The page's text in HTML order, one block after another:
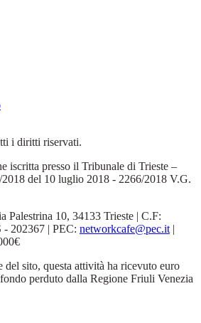
i diritti riservati.
iscritta presso il Tribunale di Trieste –
del 10 luglio 2018 - 2266/2018 V.G.
Palestrina 10, 34133 Trieste | C.F:
202367 | PEC: networkcafe@pec.it|
sito, questa attività ha ricevuto euro
perduto dalla Regione Friuli Venezia